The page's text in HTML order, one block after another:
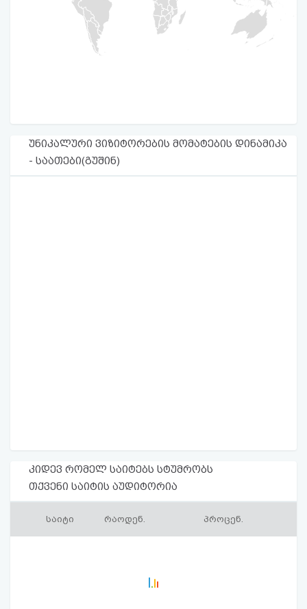
უნიკალური ვიზიტორების მომატების დინამიკა
- საათები(გუშინ)
კიდევ რომელ საიტებს სტუმრობს
თქვენი საიტის აუდიტორია
საიტი რაოდენ. პროცენ.